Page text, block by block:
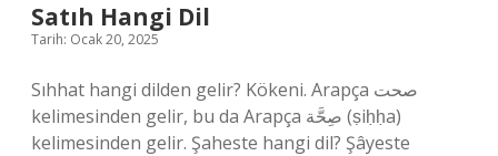
Satıh Hangi Dil
Tarih: Ocak 20, 2025
Sıhhat hangi dilden gelir? Kökeni. Arapça صحت
kelimesinden gelir, bu da Arapça صِحَّة (ṣiḥḥa)
kelimesinden gelir. Şaheste hangi dil? Şâyeste